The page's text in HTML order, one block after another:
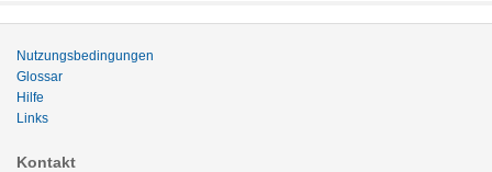
Nutzungsbedingungen
Glossar
Hilfe
Links
Kontakt